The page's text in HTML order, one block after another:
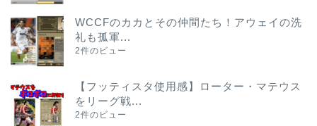
WCCFのカカとその仲間たち！アウェイの洗
礼も孤軍...
2件のビュー
【フッティスタ使用感】ローター・マテウス
をリーグ戦...
2件のビュー